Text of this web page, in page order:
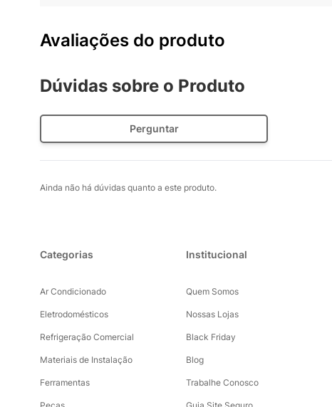
Avaliações do produto
Dúvidas sobre o Produto
Perguntar
Ainda não há dúvidas quanto a este produto.
Categorias
Ar Condicionado
Eletrodomésticos
Refrigeração Comercial
Materiais de Instalação
Ferramentas
Institucional
Quem Somos
Nossas Lojas
Black Friday
Blog
Trabalhe Conosco